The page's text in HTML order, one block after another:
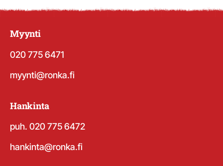
Myynti
020 775 6471
myynti@ronka.fi
Hankinta
puh. 020 775 6472
hankinta@ronka.fi